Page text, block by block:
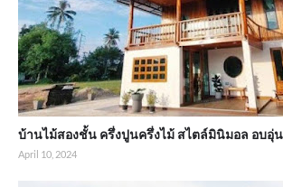
บ้านไม้สองชั้น ครึ่งปูนครึ่งไม้ สไตล์มินิมอล อบอุ่
April 10, 2024